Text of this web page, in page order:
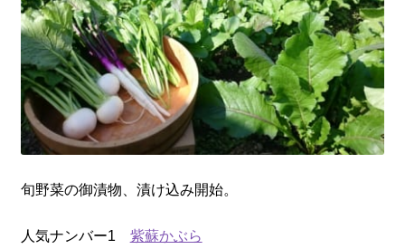
旬野菜の御漬物、漬け込み開始。
人気ナンバー1 紫蘇かぶら